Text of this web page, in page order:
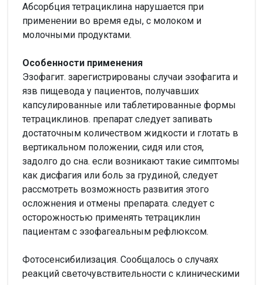
Абсорбция тетрациклина нарушается при
применении во время еды, с молоком и
молочными продуктами.
Особенности применения
Эзофагит. зарегистрированы случаи эзофагита и
язв пищевода у пациентов, получавших
капсулированные или таблетированные формы
тетрациклинов. препарат следует запивать
достаточным количеством жидкости и глотать в
вертикальном положении, сидя или стоя,
задолго до сна. если возникают такие симптомы
как дисфагия или боль за грудиной, следует
рассмотреть возможность развития этого
осложнения и отмены препарата. следует с
осторожностью применять тетрациклин
пациентам с эзофагеальным рефлюксом.
Фотосенсибилизация. Сообщалось о случаях
реакций светочувствительности с клиническими